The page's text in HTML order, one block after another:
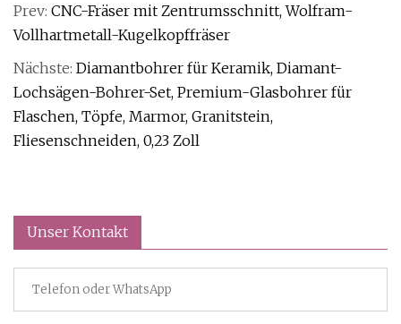
Prev: CNC-Fräser mit Zentrumsschnitt, Wolfram-
Vollhartmetall-Kugelkopffräser
Nächste: Diamantbohrer für Keramik, Diamant-
Lochsägen-Bohrer-Set, Premium-Glasbohrer für
Flaschen, Töpfe, Marmor, Granitstein,
Fliesenschneiden, 0,23 Zoll
Unser Kontakt